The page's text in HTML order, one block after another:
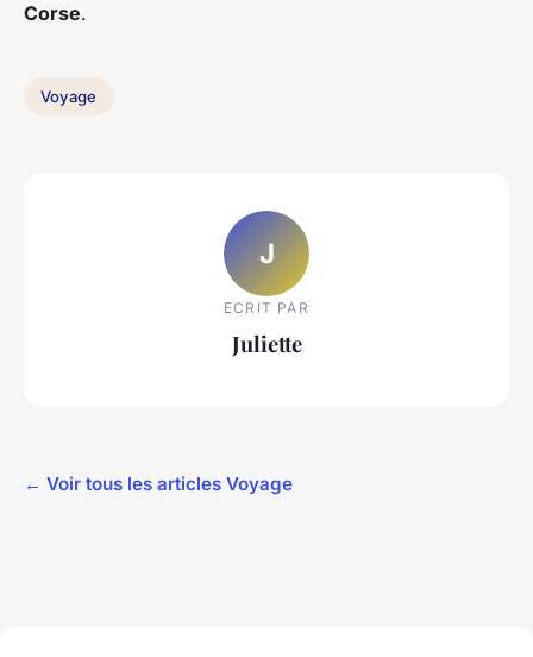
Corse.
Voyage
J
ECRIT PAR
Juliette
← Voir tous les articles Voyage